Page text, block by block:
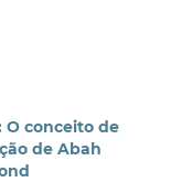
O conceito de
de Abah